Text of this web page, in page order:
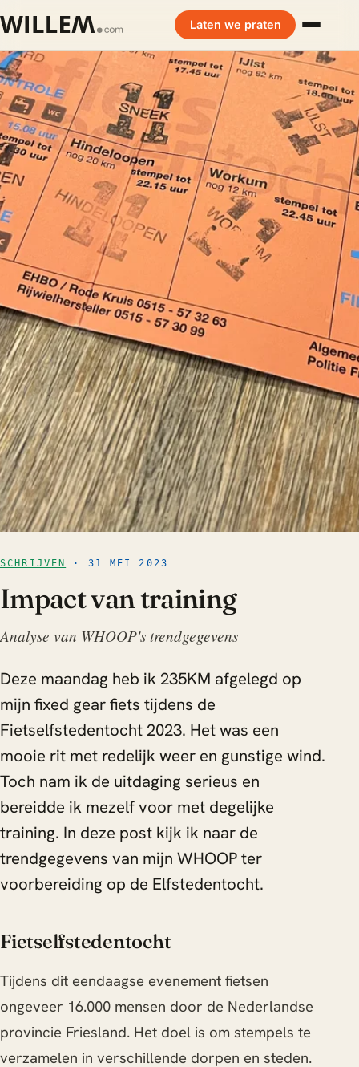
Laten we praten
SCHRIJVEN · 31 MEI 2023
Impact van training
Analyse van WHOOP's trendgegevens
Deze maandag heb ik 235KM afgelegd op
mijn fixed gear fiets tijdens de
Fietselfstedentocht 2023. Het was een
mooie rit met redelijk weer en gunstige wind.
Toch nam ik de uitdaging serieus en
bereidde ik mezelf voor met degelijke
training. In deze post kijk ik naar de
trendgegevens van mijn WHOOP ter
voorbereiding op de Elfstedentocht.
Fietselfstedentocht
Tijdens dit eendaagse evenement fietsen
ongeveer 16.000 mensen door de Nederlandse
provincie Friesland. Het doel is om stempels te
verzamelen in verschillende dorpen en steden.